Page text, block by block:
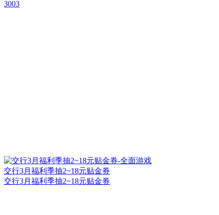
3003
交行3月福利季抽2~18元贴金券
交行3月福利季抽2~18元贴金券